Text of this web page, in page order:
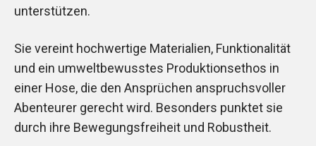
unterstützen.
Sie vereint hochwertige Materialien, Funktionalität
und ein umweltbewusstes Produktionsethos in
einer Hose, die den Ansprüchen anspruchsvoller
Abenteurer gerecht wird. Besonders punktet sie
durch ihre Bewegungsfreiheit und Robustheit.